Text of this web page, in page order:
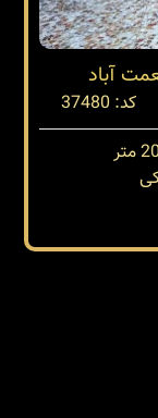
آباد
کد: 37480